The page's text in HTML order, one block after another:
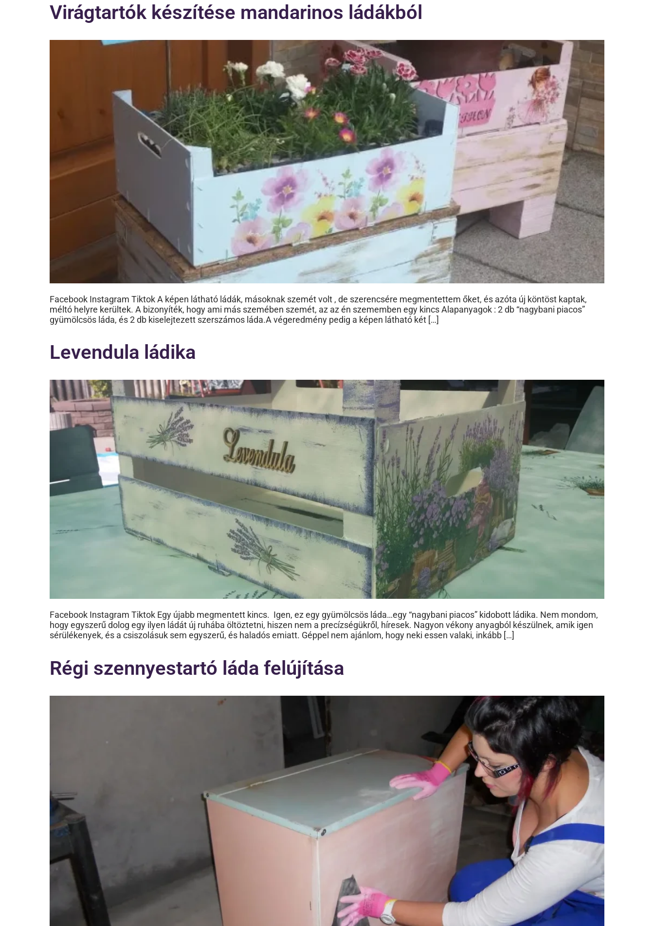
Virágtartók készítése mandarinos ládákból
Facebook Instagram Tiktok A képen látható ládák, másoknak szemét volt , de szerencsére megmentettem őket, és azóta új köntöst kaptak,
méltó helyre kerültek. A bizonyíték, hogy ami más szemében szemét, az az én szememben egy kincs Alapanyagok : 2 db “nagybani piacos”
gyümölcsös láda, és 2 db kiselejtezett szerszámos láda.A végeredmény pedig a képen látható két […]
Levendula ládika
Facebook Instagram Tiktok Egy újabb megmentett kincs. Igen, ez egy gyümölcsös láda…egy “nagybani piacos” kidobott ládika. Nem mondom,
hogy egyszerű dolog egy ilyen ládát új ruhába öltöztetni, hiszen nem a precízségükről, híresek. Nagyon vékony anyagból készülnek, amik igen
sérülékenyek, és a csiszolásuk sem egyszerű, és haladós emiatt. Géppel nem ajánlom, hogy neki essen valaki, inkább […]
Régi szennyestartó láda felújítása